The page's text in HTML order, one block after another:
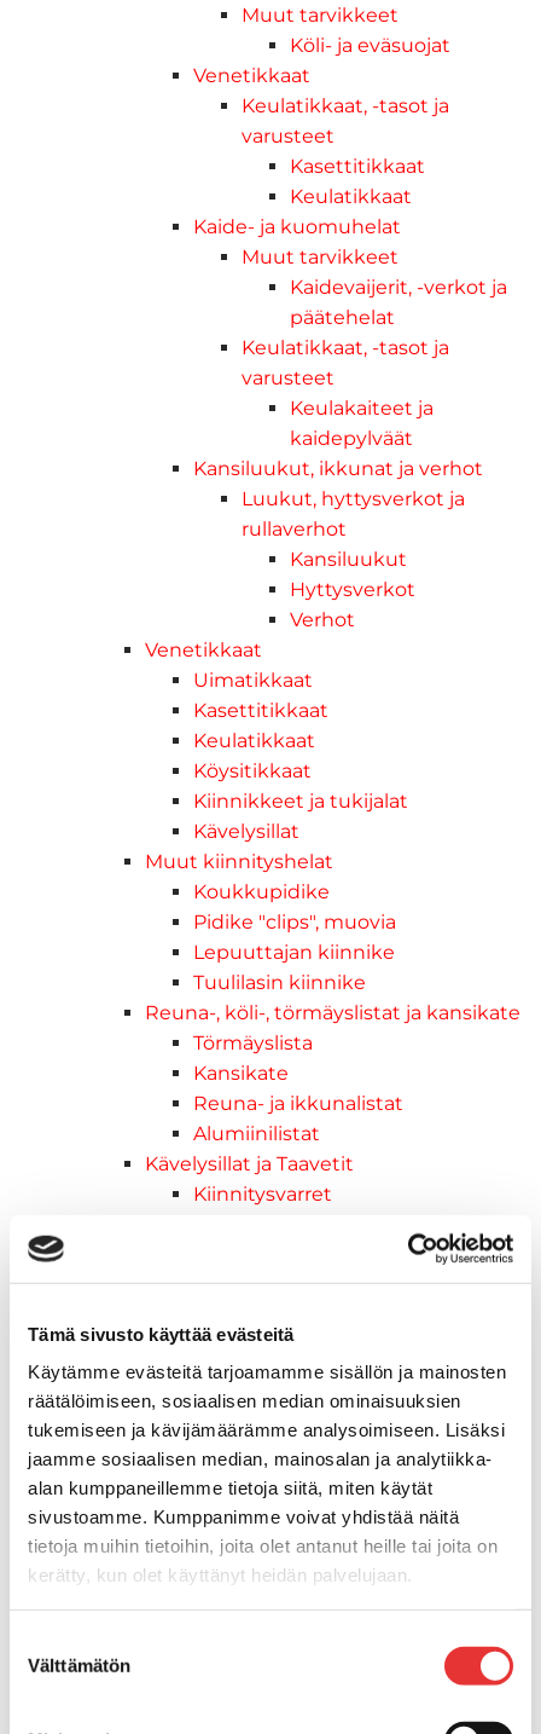
Tämä sivusto käyttää evästeitä
Käytämme evästeitä tarjoamamme sisällön ja mainosten
räätälöimiseen, sosiaalisen median ominaisuuksien
tukemiseen ja kävijämäärämme analysoimiseen. Lisäksi
jaamme sosiaalisen median, mainosalan ja analytiikka-
alan kumppaneillemme tietoja siitä, miten käytät
sivustoamme. Kumppanimme voivat yhdistää näitä
tietoja muihin tietoihin, joita olet antanut heille tai joita on
kerätty, kun olet käyttänyt heidän palvelujaan.
valinta
Välttämätön
Muut tarvikkeet
Köli- ja eväsuojat
Venetikkaat
Keulatikkaat, -tasot ja
varusteet
Kasettitikkaat
Keulatikkaat
Kaide- ja kuomuhelat
Muut tarvikkeet
Kaidevaijerit, -verkot ja
päätehelat
Keulatikkaat, -tasot ja
varusteet
Keulakaiteet ja
kaidepylväät
Kansiluukut, ikkunat ja verhot
Luukut, hyttysverkot ja
rullaverhot
Kansiluukut
Hyttysverkot
Verhot
Venetikkaat
Uimatikkaat
Kasettitikkaat
Keulatikkaat
Köysitikkaat
Kiinnikkeet ja tukijalat
Kävelysillat
Muut kiinnityshelat
Koukkupidike
Pidike "clips", muovia
Lepuuttajan kiinnike
Tuulilasin kiinnike
Reuna-, köli-, törmäyslistat ja kansikate
Törmäyslista
Kansikate
Reuna- ja ikkunalistat
Alumiinilistat
Kävelysillat ja Taavetit
Kiinnitysvarret
Askelmat
Kädensija, metallia
Taavetit
Venetuolit ja -tuolinjalat
Liukukoneistot
Tuolinjalat
Tuolit
Venetuolit
Veneen kiinnitys
Pollarit
Knaapit
Venerenkaat ja silmukkapultit/-